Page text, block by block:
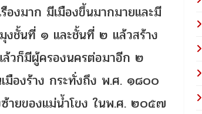
งมาก มีเมืองขึ้นมากมายและมี
งชั้นที่ ๑ และชั้นที่ ๒ แล้วสร้าง
วก็มีผู้ครองนครต่อมาอีก ๒
มืองร้าง กระทั่งถึง พ.ศ. ๑๘๐๐
ซ้ายของแม่น้ำโขง ในพ.ศ. ๒๐๕๗